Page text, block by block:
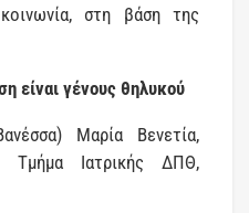
στη βάση της
είναι γένους θηλυκού
Μαρία Βενετία,
Τμήμα Ιατρικής ΔΠΘ,